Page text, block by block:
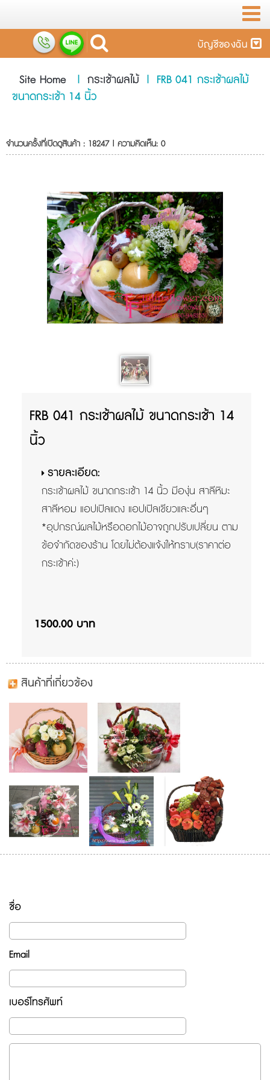
บัญชีของฉัน
Site Home | กระเช้าผลไม้ | FRB 041 กระเช้าผลไม้
ขนาดกระเช้า 14 นิ้ว
จำนวนครั้งที่เปิดดูสินค้า : 18247 | ความคิดเห็น: 0
FRB 041 กระเช้าผลไม้ ขนาดกระเช้า 14
นิ้ว
รายละเอียด:
กระเช้าผลไม้ ขนาดกระเช้า 14 นิ้ว มีองุ่น สาลีหิมะ
สาลีหอม แอปเปิลแดง แอปเปิลเขียวและอื่นๆ
*อุปกรณ์ผลไม้หรือดอกไม้อาจถูกปรับเปลี่ยน ตาม
ข้อจำกัดของร้าน โดยไม่ต้องแจ้งให้ทราบ(ราคาต่อ
กระเช้าค่ะ)
1500.00 บาท
สินค้าที่เกี่ยวข้อง
ชื่อ
Email
เบอร์โทรศัพท์